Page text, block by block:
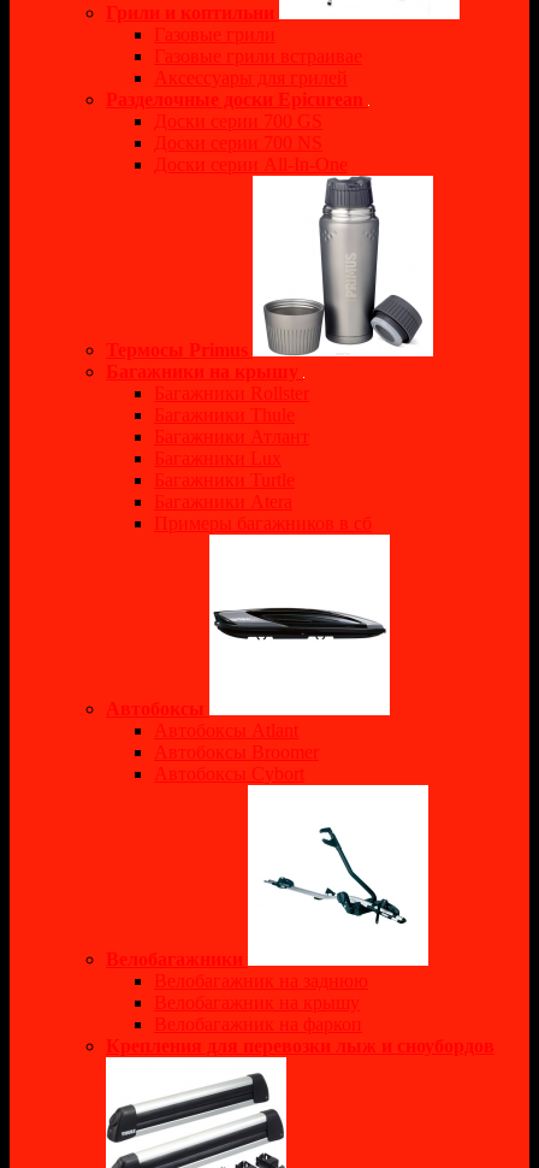
Грили и коптильни
Газовые грили
Газовые грили встраивае
Аксессуары для грилей
Разделочные доски Epicurean
Доски серии 700 GS
Доски серии 700 NS
Доски серии All-In-One
Термосы Primus
Багажники на крышу
Багажники Rollster
Багажники Thule
Багажники Атлант
Багажники Lux
Багажники Turtle
Багажники Atera
Примеры багажников в сб
Автобоксы
Автобоксы Atlant
Автобоксы Broomer
Автобоксы Cybort
Велобагажники
Велобагажник на заднюю
Велобагажник на крышу
Велобагажник на фаркоп
Крепления для перевозки лыж и сноубордов